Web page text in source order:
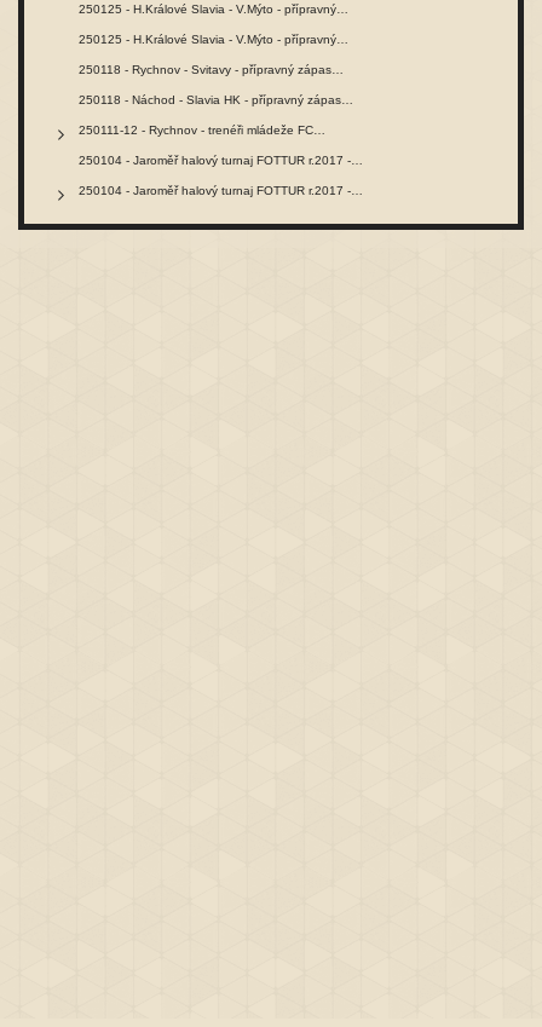
250125 - H.Králové Slavia - V.Mýto - přípravný…
250125 - H.Králové Slavia - V.Mýto - přípravný…
250118 - Rychnov - Svitavy - přípravný zápas…
250118 - Náchod - Slavia HK - přípravný zápas…
250111-12 - Rychnov - trenéři mládeže FC…
250104 - Jaroměř halový turnaj FOTTUR r.2017 -…
250104 - Jaroměř halový turnaj FOTTUR r.2017 -…